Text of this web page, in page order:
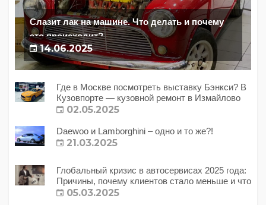
Слазит лак на машине. Что делать и почему
это происходит?
14.06.2025
Где в Москве посмотреть выставку Бэнкси? В
Кузовпорте — кузовной ремонт в Измайлово
02.05.2025
Daewoo и Lamborghini – одно и то же?!
21.03.2025
Глобальный кризис в автосервисах 2025 года:
Причины, почему клиентов стало меньше и что
с этим делать?
05.03.2025